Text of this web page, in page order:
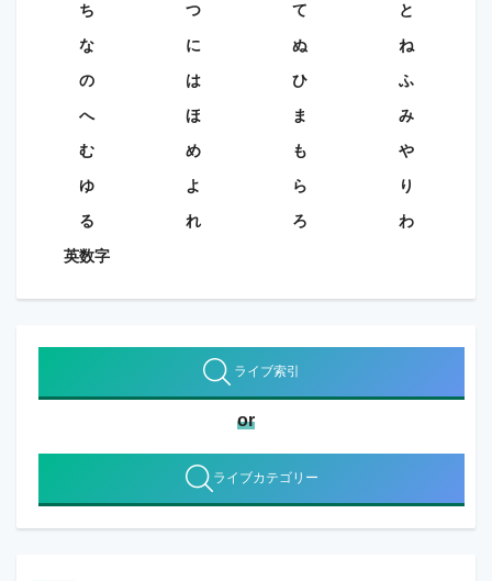
ち
つ て
と
な
に ぬ
ね
の
は ひ
ふ
へ
ほ ま
み
む
め も
や
ゆ
よ ら
り
る
れ ろ
わ
英数字
ライブ索引
or
ライブカテゴリー